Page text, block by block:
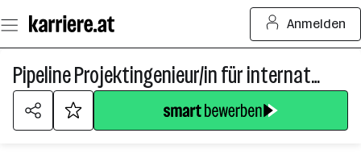
Seiteninhalt
springen
Anmelden
Pipeline Projektingenieur/in für internationale Gas/H2 Projekte